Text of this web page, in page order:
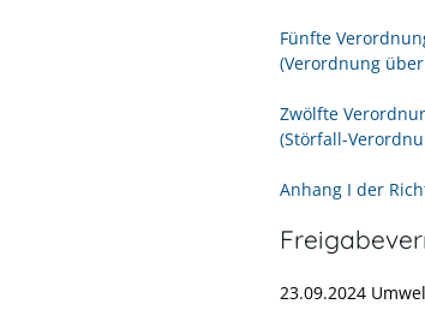
Fünfte
(Verordnung
Zwölfte
(Störfall-
Anhang I der
23.09.2024